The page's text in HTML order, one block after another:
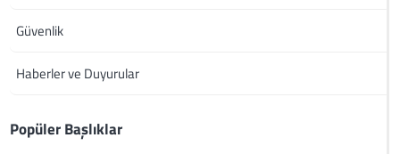
Güvenlik
Haberler ve Duyurular
Popüler Başlıklar